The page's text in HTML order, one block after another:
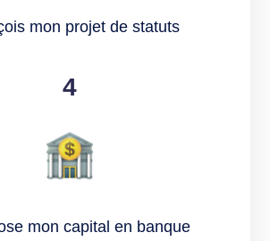
mon projet de statuts
4
mon capital en banque